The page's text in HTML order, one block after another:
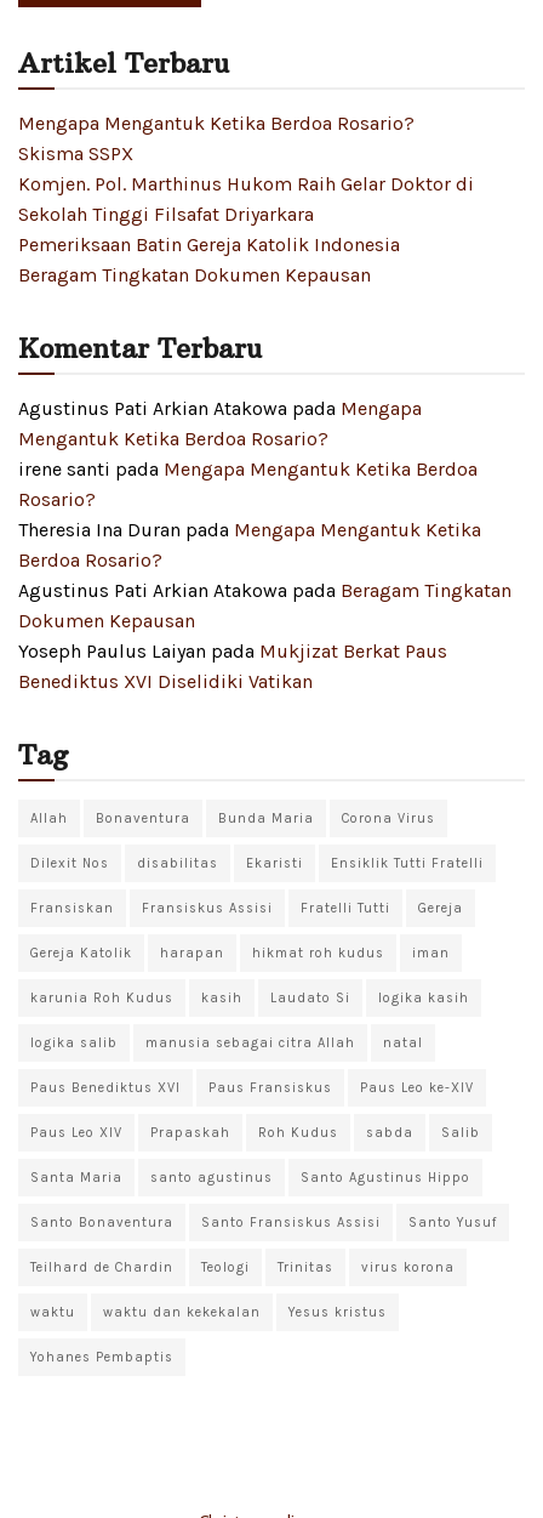
Artikel Terbaru
Mengapa Mengantuk Ketika Berdoa Rosario?
Skisma SSPX
Komjen. Pol. Marthinus Hukom Raih Gelar Doktor di
Sekolah Tinggi Filsafat Driyarkara
Pemeriksaan Batin Gereja Katolik Indonesia
Beragam Tingkatan Dokumen Kepausan
Komentar Terbaru
Agustinus Pati Arkian Atakowa pada Mengapa
Mengantuk Ketika Berdoa Rosario?
irene santi pada Mengapa Mengantuk Ketika Berdoa
Rosario?
Theresia Ina Duran pada Mengapa Mengantuk Ketika
Berdoa Rosario?
Agustinus Pati Arkian Atakowa pada Beragam Tingkatan
Dokumen Kepausan
Yoseph Paulus Laiyan pada Mukjizat Berkat Paus
Benediktus XVI Diselidiki Vatikan
Tag
Allah Bonaventura Bunda Maria Corona Virus
Dilexit Nos disabilitas Ekaristi Ensiklik Tutti Fratelli
Fransiskan Fransiskus Assisi Fratelli Tutti Gereja
Gereja Katolik harapan hikmat roh kudus iman
karunia Roh Kudus kasih Laudato Si logika kasih
logika salib manusia sebagai citra Allah natal
Paus Benediktus XVI Paus Fransiskus Paus Leo ke-XIV
Paus Leo XIV Prapaskah Roh Kudus sabda Salib
Santa Maria santo agustinus Santo Agustinus Hippo
Santo Bonaventura Santo Fransiskus Assisi Santo Yusuf
Teilhard de Chardin Teologi Trinitas virus korona
waktu waktu dan kekekalan Yesus kristus
Yohanes Pembaptis